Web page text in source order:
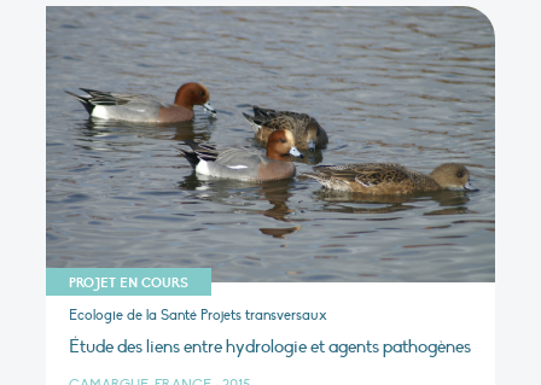
PROJET EN COURS
Ecologie de la Santé Projets transversaux
Étude des liens entre hydrologie et agents pathogènes